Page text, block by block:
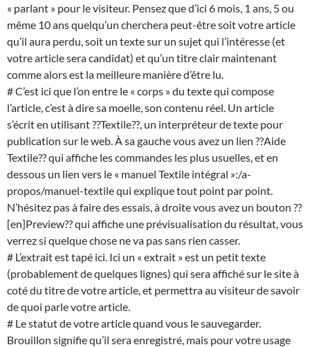
« parlant » pour le visiteur. Pensez que d’ici 6 mois, 1 ans, 5 ou
même 10 ans quelqu’un cherchera peut-être soit votre article
qu’il aura perdu, soit un texte sur un sujet qui l’intéresse (et
votre article sera candidat) et qu’un titre clair maintenant
comme alors est la meilleure manière d’être lu.
# C’est ici que l’on entre le « corps » du texte qui compose
l’article, c’est à dire sa moelle, son contenu réel. Un article
s’écrit en utilisant ??Textile??, un interpréteur de texte pour
publication sur le web. À sa gauche vous avez un lien ??Aide
Textile?? qui affiche les commandes les plus usuelles, et en
dessous un lien vers le « manuel Textile intégral »:/a-
propos/manuel-textile qui explique tout point par point.
N’hésitez pas à faire des essais, à droite vous avez un bouton ??
[en]Preview?? qui affiche une prévisualisation du résultat, vous
verrez si quelque chose ne va pas sans rien casser.
# L’extrait est tapé ici. Ici un « extrait » est un petit texte
(probablement de quelques lignes) qui sera affiché sur le site à
coté du titre de votre article, et permettra au visiteur de savoir
de quoi parle votre article.
# Le statut de votre article quand vous le sauvegarder.
Brouillon signifie qu’il sera enregistré, mais pour votre usage